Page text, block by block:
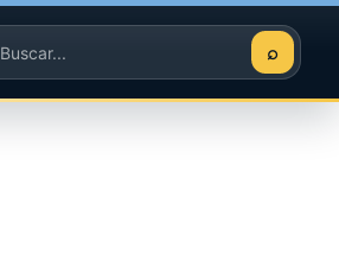
Buscar
⌕